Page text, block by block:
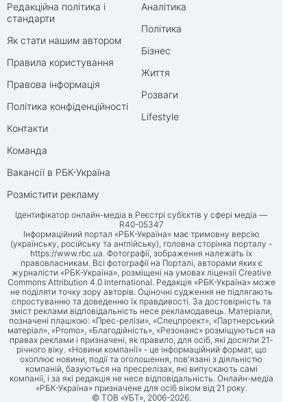
Редакційна політика і
стандарти
Як стати нашим автором
Правила користування
Правова інформація
Політика конфіденційності
Контакти
Команда
Вакансії в РБК-Україна
Розмістити рекламу
Аналітика
Політика
Бізнес
Життя
Розваги
Lifestyle
Ідентифікатор онлайн-медіа в Реєстрі суб’єктів у сфері медіа —
R40-05347
Інформаційний портал «РБК-Україна» має тримовну версію
(українську, російську та англійську), головна сторінка порталу -
https://www.rbc.ua. Фотографії, зображення належать їх
правовласникам. Всі фотографії на Порталі, авторами яких є
журналісти «РБК-Україна», розміщені на умовах ліцензії Creative
Commons Attribution 4.0 International. Редакція «РБК-Україна» може
не поділяти точку зору авторів. Оціночні судження не підлягають
спростуванню та доведенню їх правдивості. За достовірність та
зміст реклами відповідальність несе рекламодавець. Матеріали,
позначені плашкою: «Прес-релізи», «Спецпроект», «Партнерський
матеріал», «Promo», «Благодійність», «Резонанс» розміщуються на
правах реклами і призначені, як правило, для осіб, які досягли 21-
річного віку. «Новини компанії» - це інформаційний формат, що
охоплює новини, події та оголошення, пов'язані з діяльністю
компаній, базуються на пресрелізах, які випускають самі
компанії, і за які редакція не несе відповідальність. Онлайн-медіа
«РБК-Україна» призначене для осіб віком від 21 року.
© ТОВ «УБТ», 2006-2026.